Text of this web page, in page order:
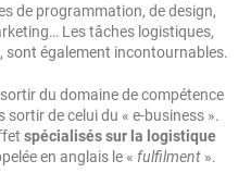
de programmation, de design,
Les tâches logistiques,
sont également incontournables.
du domaine de compétence
sortir de celui du « e-business ».
spécialisés sur la logistique
en anglais le « fulfilment ».